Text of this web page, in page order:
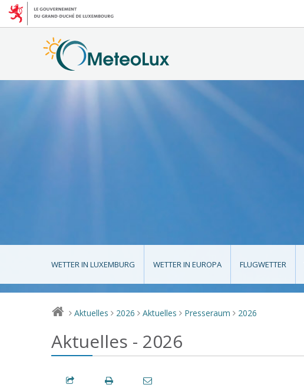
WETTER IN LUXEMBURG WETTER IN EUROPA FLUGWETTER
> Aktuelles > 2026 > Aktuelles > Presseraum > 2026
Aktuelles - 2026